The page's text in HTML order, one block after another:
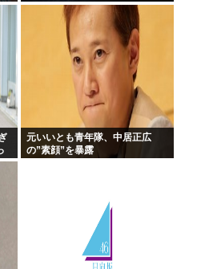
元いいとも青年隊、中居正広
の”素顔”を暴露